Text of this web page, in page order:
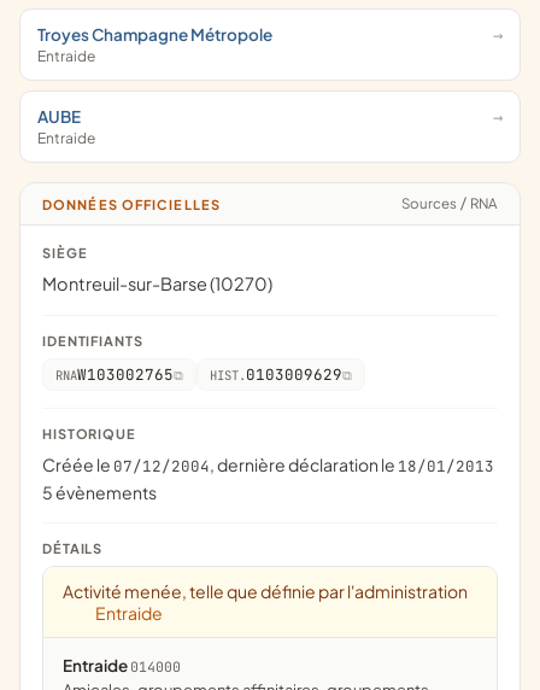
Troyes Champagne Métropole
Entraide
AUBE
Entraide
DONNÉES OFFICIELLES Sources / RNA
SIÈGE
Montreuil-sur-Barse (10270)
IDENTIFIANTS
RNAW103002765 HIST. 0103009629
HISTORIQUE
Créée le 07/12/2004, dernière déclaration le 18/01/2013
5 évènements
DÉTAILS
Activité menée, telle que définie par l'administration
Entraide
Entraide 014000